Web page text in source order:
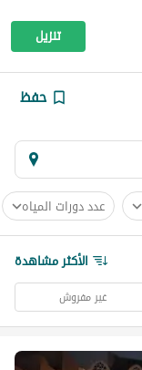
تنزيل
حفظ
عدد دورات المياه
الأكثر مشاهدة
غير مفروش